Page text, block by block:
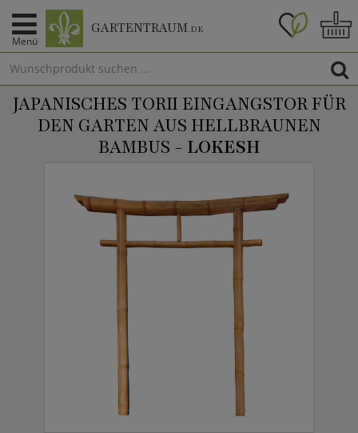
Menü
GARTENTRAUM.DE
JAPANISCHES TORII EINGANGSTOR FÜR
DEN GARTEN AUS HELLBRAUNEN
BAMBUS - LOKESH